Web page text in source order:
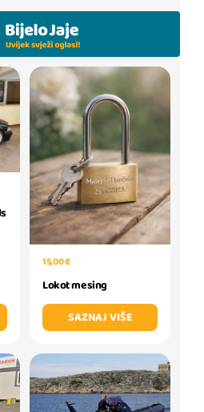
15,00 €
Lokot mesing
SAZNAJ VIŠE